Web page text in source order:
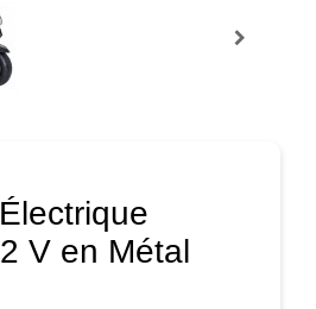
V en Métal